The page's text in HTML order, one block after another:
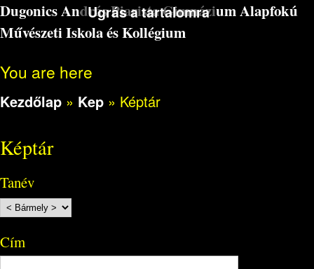
Ugrás a tartalomra
Dugonics András Piarista Gimnázium Alapfokú
Művészeti Iskola és Kollégium
You are here
Kezdőlap » Kep » Képtár
Képtár
Tanév
Cím